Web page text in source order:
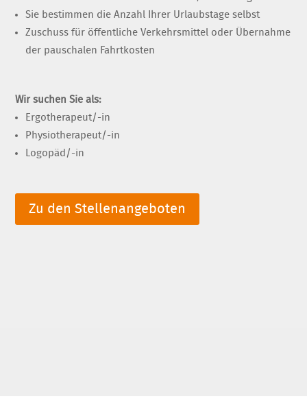
Sie bestimmen die Anzahl Ihrer Urlaubstage selbst
Zuschuss für öffentliche Verkehrsmittel oder Übernahme
der pauschalen Fahrtkosten
Wir suchen Sie als:
Ergotherapeut/-in
Physiotherapeut/-in
Logopäd/-in
Zu den Stellenangeboten